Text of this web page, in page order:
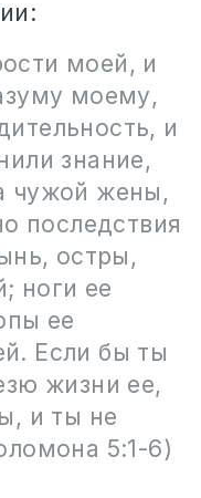
моей, и
моему,
и
знание,
чужой жены,
последствия
остры,
ноги ее
ее
Если бы ты
жизни ее,
и ты не
5:1-6)